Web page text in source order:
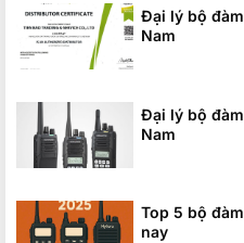
Đại lý bộ
Nam
Đại lý bộ
Nam
Top 5 bộ
nay